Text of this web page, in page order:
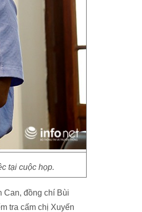
tại cuộc họp.
Can, đồng chí Bùi
tra cấm chị Xuyến